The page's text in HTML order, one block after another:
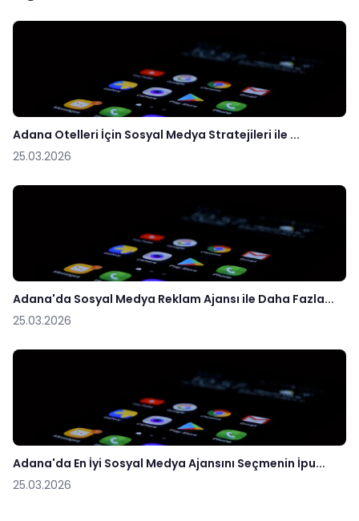
Adana Otelleri İçin Sosyal Medya Stratejileri ile ...
25.03.2026
Adana'da Sosyal Medya Reklam Ajansı ile Daha Fazla...
25.03.2026
Adana'da En İyi Sosyal Medya Ajansını Seçmenin İpu...
25.03.2026